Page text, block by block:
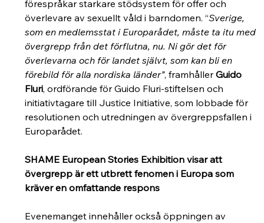
förespråkar starkare stödsystem för offer och
överlevare av sexuellt våld i barndomen. “Sverige,
som en medlemsstat i Europarådet, måste ta itu med
övergrepp från det förflutna, nu. Ni gör det för
överlevarna och för landet självt, som kan bli en
förebild för alla nordiska länder”, framhåller Guido
Fluri, ordförande för Guido Fluri-stiftelsen och
initiativtagare till Justice Initiative, som lobbade för
resolutionen och utredningen av övergreppsfallen i
Europarådet.
SHAME European Stories Exhibition visar att
övergrepp är ett utbrett fenomen i Europa som
kräver en omfattande respons
Evenemanget innehåller också öppningen av